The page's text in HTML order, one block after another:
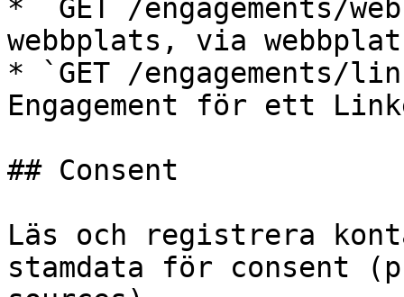
* `GET /engagements/
webbplats, via
* `GET /engagements/
Engagement för ett
## Consent
Läs och registrera
stamdata för consent